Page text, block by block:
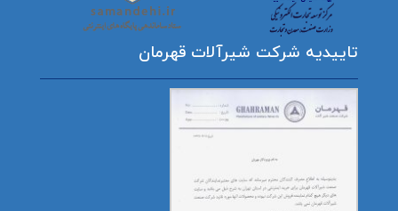
تاییدیه شرکت شیرآلات قهرمان